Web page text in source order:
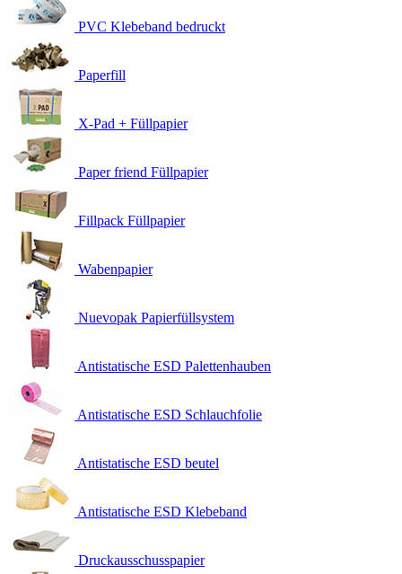
PVC Klebeband bedruckt
Paperfill
X-Pad + Füllpapier
Paper friend Füllpapier
Fillpack Füllpapier
Wabenpapier
Nuevopak Papierfüllsystem
Antistatische ESD Palettenhauben
Antistatische ESD Schlauchfolie
Antistatische ESD beutel
Antistatische ESD Klebeband
Druckausschusspapier